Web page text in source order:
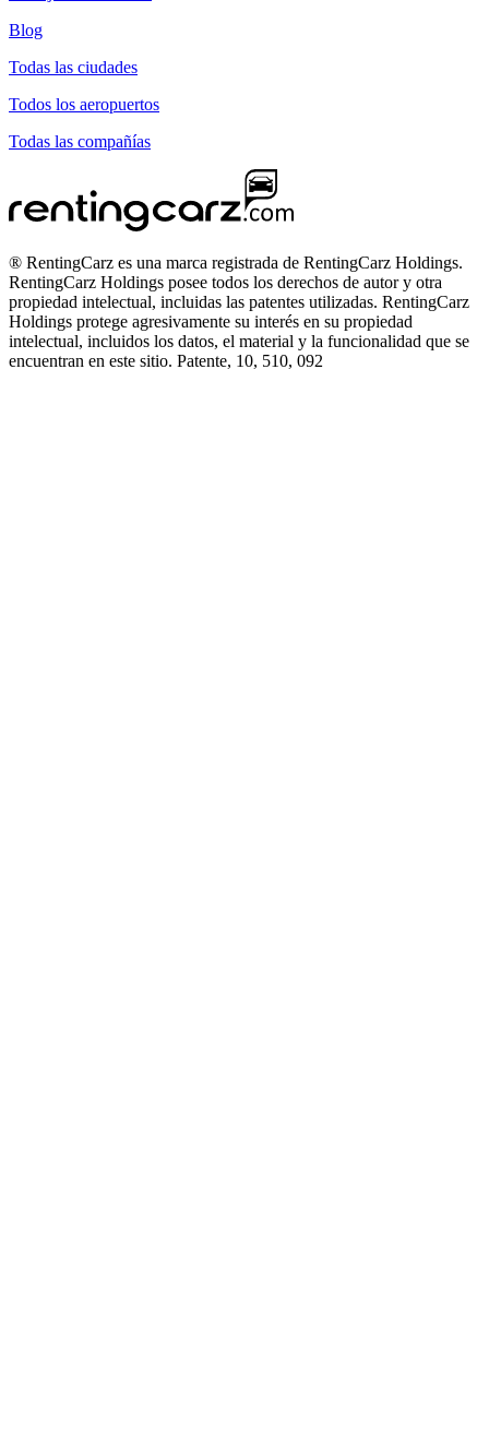
Blog
Todas las ciudades
Todos los aeropuertos
Todas las compañías
® RentingCarz es una marca registrada de RentingCarz Holdings.
RentingCarz Holdings posee todos los derechos de autor y otra
propiedad intelectual, incluidas las patentes utilizadas. RentingCarz
Holdings protege agresivamente su interés en su propiedad
intelectual, incluidos los datos, el material y la funcionalidad que se
encuentran en este sitio. Patente, 10, 510, 092